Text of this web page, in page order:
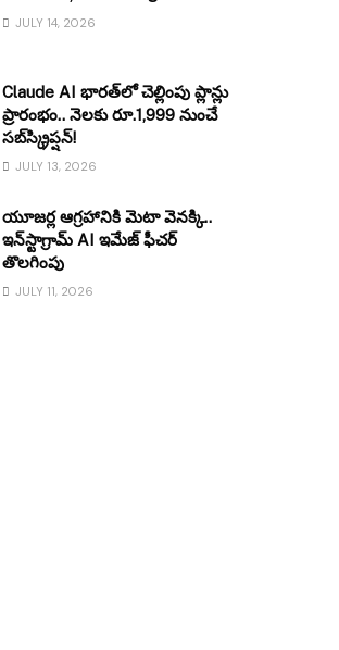
JULY 14, 2026
Claude AI భారత్‌లో చెల్లింపు ప్లాన్లు
ప్రారంభం.. నెలకు రూ.1,999 నుంచే
సబ్‌స్క్రిప్షన్!
JULY 13, 2026
యూజర్ల ఆగ్రహానికి మెటా వెనక్కి..
ఇన్‌స్టాగ్రామ్ AI ఇమేజ్ ఫీచర్
తొలగింపు
JULY 11, 2026